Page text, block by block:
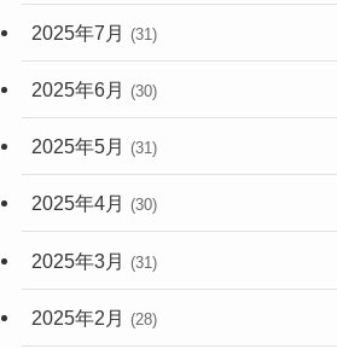
2025年7月 (31)
2025年6月 (30)
2025年5月 (31)
2025年4月 (30)
2025年3月 (31)
2025年2月 (28)